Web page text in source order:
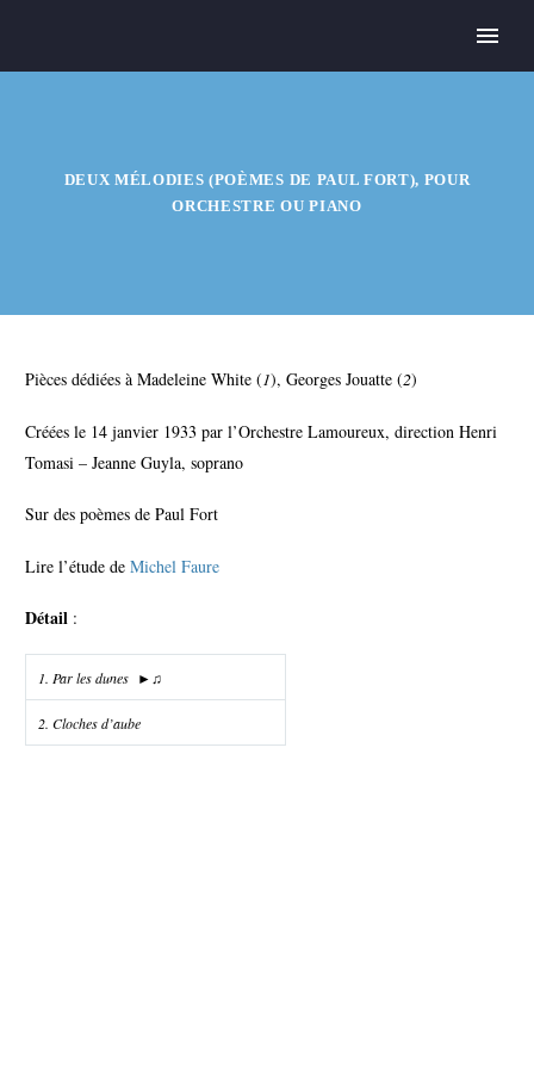
Français
DEUX MÉLODIES (POÈMES DE PAUL FORT), POUR
ORCHESTRE OU PIANO
Pièces dédiées à Madeleine White (1), Georges Jouatte (2)
Créées le 14 janvier 1933 par l’Orchestre Lamoureux, direction Henri
Tomasi – Jeanne Guyla, soprano
Sur des poèmes de Paul Fort
Lire l’étude de Michel Faure
Détail :
1. Par les dunes ►♫
2. Cloches d’aube